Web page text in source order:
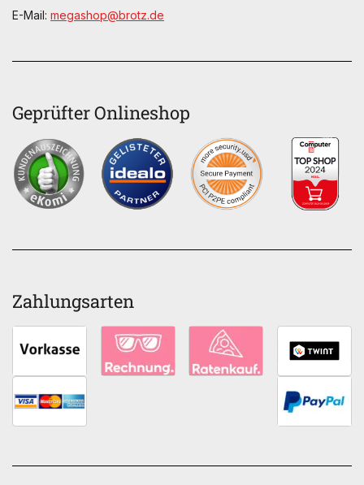
E-Mail: megashop@brotz.de
Geprüfter Onlineshop
Zahlungsarten